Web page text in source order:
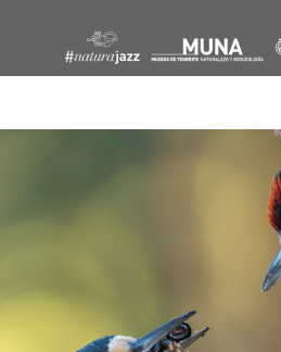
Naturajazz 2024
Navegación
entradas